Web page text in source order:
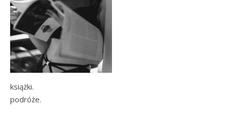
książki.
podróże.